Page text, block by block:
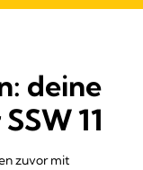
deine
11
zuvor mit